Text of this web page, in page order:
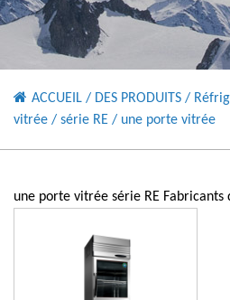
ACCUEIL / DES PRODUITS /
vitrée / série RE / une porte vitrée
une porte vitrée série RE